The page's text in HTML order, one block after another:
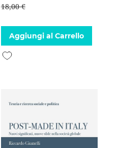
18,00 €
Aggiungi al Carrello
Aggiungi alla lista desideri